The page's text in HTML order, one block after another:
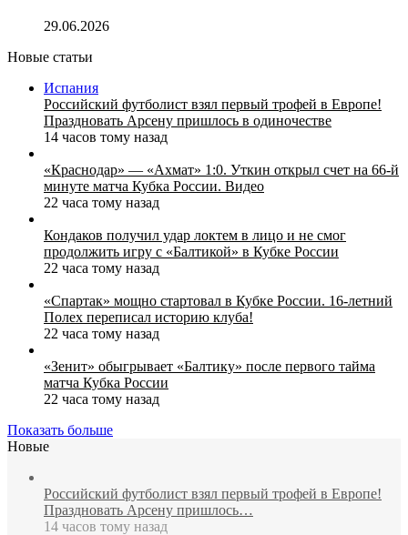
29.06.2026
Новые статьи
Испания
Российский футболист взял первый трофей в Европе!
Праздновать Арсену пришлось в одиночестве
14 часов тому назад
«Краснодар» — «Ахмат» 1:0. Уткин открыл счет на 66‑й
минуте матча Кубка России. Видео
22 часа тому назад
Кондаков получил удар локтем в лицо и не смог
продолжить игру с «Балтикой» в Кубке России
22 часа тому назад
«Спартак» мощно стартовал в Кубке России. 16-летний
Полех переписал историю клуба!
22 часа тому назад
«Зенит» обыгрывает «Балтику» после первого тайма
матча Кубка России
22 часа тому назад
Показать больше
Новые
Российский футболист взял первый трофей в Европе!
Праздновать Арсену пришлось…
14 часов тому назад